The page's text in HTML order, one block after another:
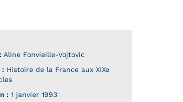
Aline Fonvieille-Vojtovic
: Histoire de la France aux XIXe
: 1 janvier 1993